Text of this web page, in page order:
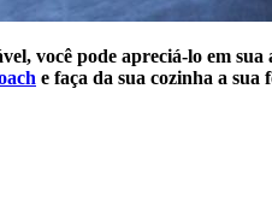
você pode apreciá-lo em
e faça da sua cozinha a sua